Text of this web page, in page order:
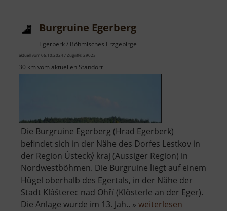
Burgruine Egerberg
Egerberk / Böhmisches Erzgebirge
aktuell vom 06.10.2024 / Zugriffe: 29023
30 km vom aktuellen Standort
Die Burgruine Egerberg (Hrad Egerberk)
befindet sich in der Nähe des Dorfes Lestkov in
der Region Ústecký kraj (Aussiger Region) in
Nordwestböhmen. Die Burgruine liegt auf einem
Hügel oberhalb des Egertals, in der Nähe der
Stadt Klášterec nad Ohří (Klösterle an der Eger).
Die Anlage wurde im 13. Jah.. » weiterlesen